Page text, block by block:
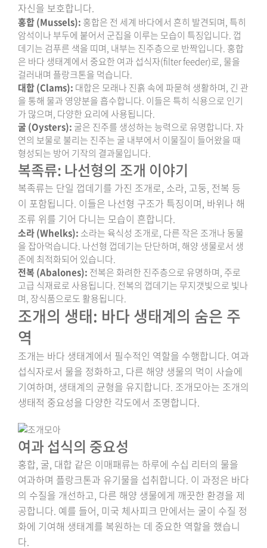
자신을 보호합니다.
홍합 (Mussels): 홍합은 전 세계 바다에서 흔히 발견되며, 특히
암석이나 부두에 붙어서 군집을 이루는 모습이 특징입니다. 껍
데기는 검푸른 색을 띠며, 내부는 진주층으로 반짝입니다. 홍합
은 바다 생태계에서 중요한 여과 섭식자(filter feeder)로, 물을
걸러내며 플랑크톤을 먹습니다.
대합 (Clams): 대합은 모래나 진흙 속에 파묻혀 생활하며, 긴 관
을 통해 물과 영양분을 흡수합니다. 이들은 특히 식용으로 인기
가 많으며, 다양한 요리에 사용됩니다.
굴 (Oysters): 굴은 진주를 생성하는 능력으로 유명합니다. 자
연의 보물로 불리는 진주는 굴 내부에서 이물질이 들어왔을 때
형성되는 방어 기작의 결과물입니다.
복족류: 나선형의 조개 이야기
복족류는 단일 껍데기를 가진 조개로, 소라, 고둥, 전복 등
이 포함됩니다. 이들은 나선형 구조가 특징이며, 바위나 해
조류 위를 기어 다니는 모습이 흔합니다.
소라 (Whelks): 소라는 육식성 조개로, 다른 작은 조개나 동물
을 잡아먹습니다. 나선형 껍데기는 단단하며, 해양 생물로서 생
존에 최적화되어 있습니다.
전복 (Abalones): 전복은 화려한 진주층으로 유명하며, 주로
고급 식재료로 사용됩니다. 전복의 껍데기는 무지갯빛으로 빛나
며, 장식품으로도 활용됩니다.
조개의 생태: 바다 생태계의 숨은 주
역
조개는 바다 생태계에서 필수적인 역할을 수행합니다. 여과
섭식자로서 물을 정화하고, 다른 해양 생물의 먹이 사슬에
기여하며, 생태계의 균형을 유지합니다. 조개모아는 조개의
생태적 중요성을 다양한 각도에서 조명합니다.
여과 섭식의 중요성
홍합, 굴, 대합 같은 이매패류는 하루에 수십 리터의 물을
여과하며 플랑크톤과 유기물을 섭취합니다. 이 과정은 바다
의 수질을 개선하고, 다른 해양 생물에게 깨끗한 환경을 제
공합니다. 예를 들어, 미국 체사피크 만에서는 굴이 수질 정
화에 기여해 생태계를 복원하는 데 중요한 역할을 했습니
다.